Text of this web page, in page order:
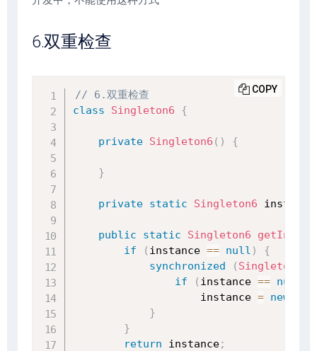
6.双重检查
// 6.双重检查
class
Singleton6 {
private Singleton6 ( ) {
}
private static Singleton6 instance
public static Singleton6
if
( instance == null )
{
synchronized
( Singleton6
if
( instance == null
                    instance
= new
}
}
return instance;
COPY